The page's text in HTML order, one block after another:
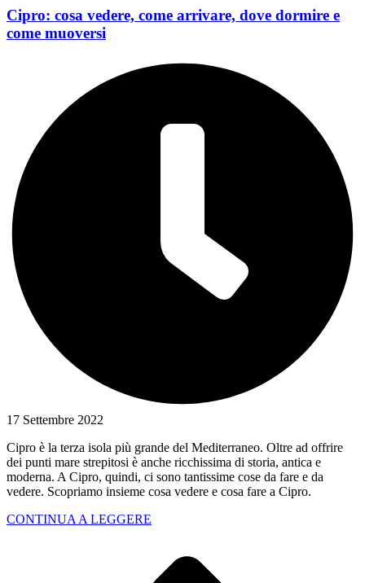
Cipro: cosa vedere, come arrivare, dove dormire e
come muoversi
17 Settembre 2022
Cipro è la terza isola più grande del Mediterraneo. Oltre ad offrire
dei punti mare strepitosi è anche ricchissima di storia, antica e
moderna. A Cipro, quindi, ci sono tantissime cose da fare e da
vedere. Scopriamo insieme cosa vedere e cosa fare a Cipro.
CONTINUA A LEGGERE